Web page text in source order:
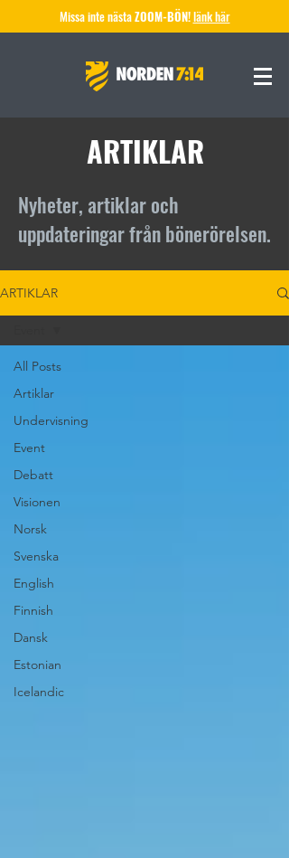
Missa inte nästaZOOM-BÖN!länk här
ARTIKLAR
Nyheter, artiklar och
uppdateringar från bönerörelsen.
ARTIKLAR
All Posts
Artiklar
Undervisning
Event
Debatt
Visionen
Norsk
Svenska
English
Finnish
Dansk
Estonian
Icelandic